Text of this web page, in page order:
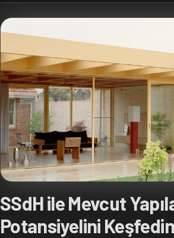
SSdH ile Mevcut
Potansiyelini Keşfedin